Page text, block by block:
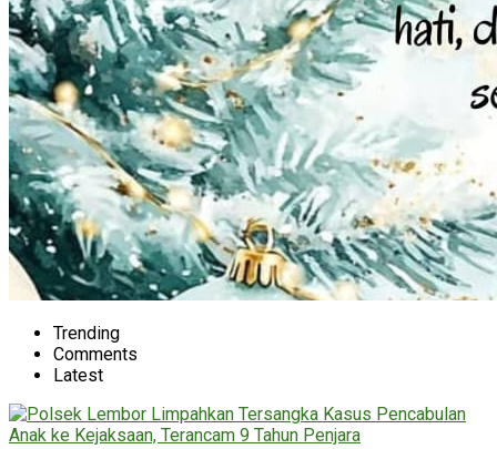
Trending
Comments
Latest